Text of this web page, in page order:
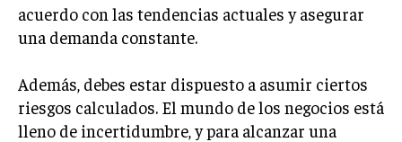
acuerdo con las tendencias actuales y asegurar
una demanda constante.
Además, debes estar dispuesto a asumir ciertos
riesgos calculados. El mundo de los negocios está
lleno de incertidumbre, y para alcanzar una